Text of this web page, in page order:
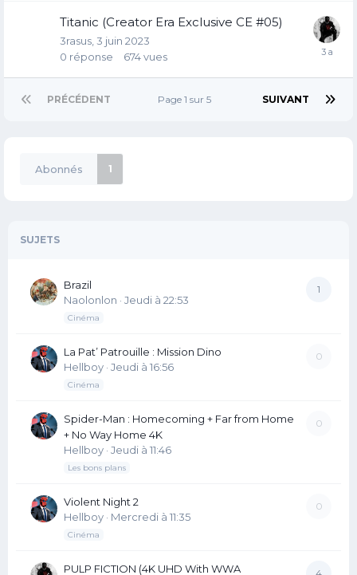
Titanic (Creator Era Exclusive CE #05)
3rasus 3 juin 2023
0 réponse 674vues
PRÉCÉDENT SUIVANT
Page 1 sur 5
Abonnés 1
SUJETS
1
Brazil
Naolonlon · Jeudi à 22:53
Cinéma
0
La Pat’ Patrouille : Mission Dino
Hellboy · Jeudi à 16:56
Cinéma
0
Spider-Man : Homecoming + Far from Home
+ No Way Home 4K
Hellboy · Jeudi à 11:46
Les bons plans
0
Violent Night 2
Hellboy · Mercredi à 11:35
Cinéma
4
PULP FICTION (4K UHD With WWA